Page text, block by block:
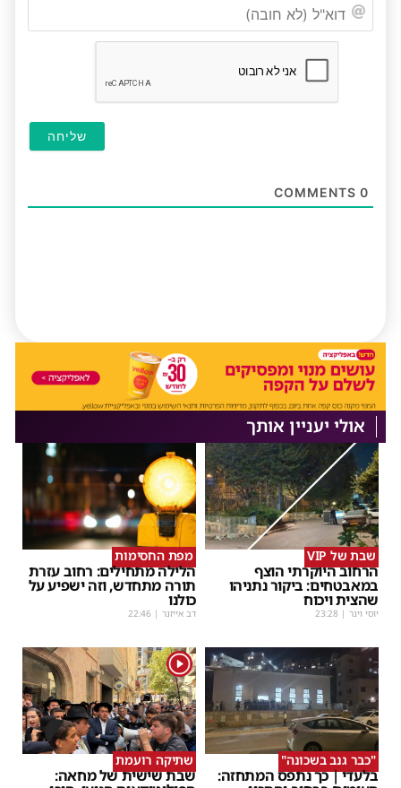
0
אולי יעניין אותך
שבת של VIP
הרחוב היוקרתי הוצף
במאבטחים: ביקור נתניהו
שהצית ויכוח
יוסי וינר |
23:28
מפת החסימות
הלילה מתחילים: רחוב עזרת
תורה מתחדש, וזה ישפיע על
כולנו
דב אייזנר |
22:46
"כבר גנב בשכונה"
בלעדי | כך נתפס המתחזה:
1
שתיקה רועמת
שבת שישית של מחאה: